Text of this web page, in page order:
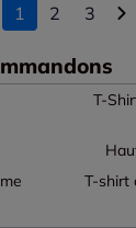
1 2 3
T-
T-shirt